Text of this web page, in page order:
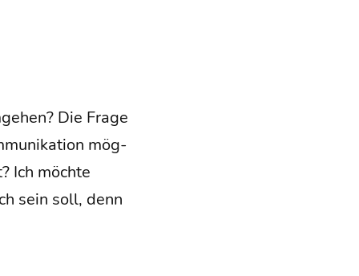
Die Fra­ge
mög­
Ich möch­te
sein soll, denn